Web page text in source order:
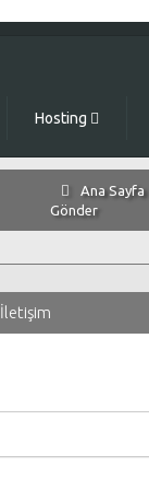
Hosting
Ana Sayfa
Gönder
İletişim